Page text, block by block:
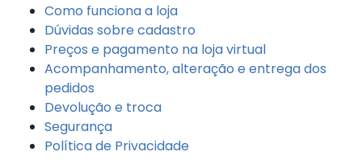
Como funciona a loja
Dúvidas sobre cadastro
Preços e pagamento na loja virtual
Acompanhamento, alteração e entrega dos
pedidos
Devolução e troca
Segurança
Política de Privacidade